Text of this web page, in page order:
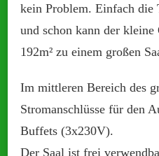
kein Problem. Einfach die
und schon kann der kleine
192m² zu einem großen
Im mittleren Bereich des
Stromanschlüsse für den
Buffets (3x230V).
Der Saal ist frei